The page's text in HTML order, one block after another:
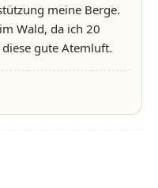
meine Berge.
Wald, da ich 20
gute Atemluft.